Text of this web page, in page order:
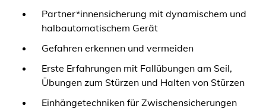
Partner*innensicherung mit dynamischem und
halbautomatischem Gerät
Gefahren erkennen und vermeiden
Erste Erfahrungen mit Fallübungen am Seil,
Übungen zum Stürzen und Halten von Stürzen
Einhängetechniken für Zwischensicherungen